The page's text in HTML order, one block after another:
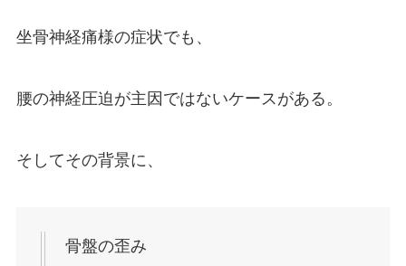
坐骨神経痛様の症状でも、
腰の神経圧迫が主因ではないケースがある。
そしてその背景に、
骨盤の歪み